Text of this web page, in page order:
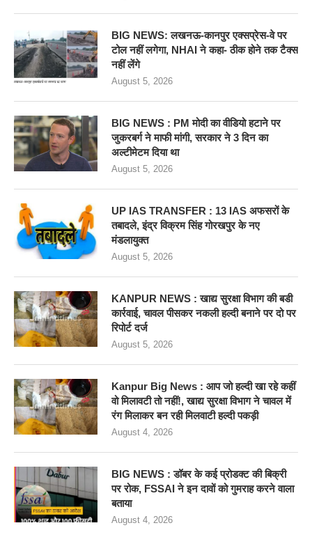
BIG NEWS: लखनऊ-कानपुर एक्सप्रेस-वे पर
टोल नहीं लगेगा, NHAI ने कहा- ठीक होने तक टैक्स
नहीं लेंगे
August 5, 2026
BIG NEWS : PM मोदी का वीडियो हटाने पर
जुकरबर्ग ने माफी मांगी, सरकार ने 3 दिन का
अल्टीमेटम दिया था
August 5, 2026
UP IAS TRANSFER : 13 IAS अफसरों के
तबादले, इंद्र विक्रम सिंह गोरखपुर के नए
मंडलायुक्त
August 5, 2026
KANPUR NEWS : खाद्य सुरक्षा विभाग की बडी
कार्रवाई, चावल पीसकर नकली हल्दी बनाने पर दो पर
रिपोर्ट दर्ज
August 5, 2026
Kanpur Big News : आप जो हल्दी खा रहे कहीं
वो मिलावटी तो नहीं!, खाद्य सुरक्षा विभाग ने चावल में
रंग मिलाकर बन रही मिलवाटी हल्दी पकड़ी
August 4, 2026
BIG NEWS : डॉबर के कई प्रोडक्ट की बिक्री
पर रोक, FSSAI ने इन दावों को गुमराह करने वाला
बताया
August 4, 2026